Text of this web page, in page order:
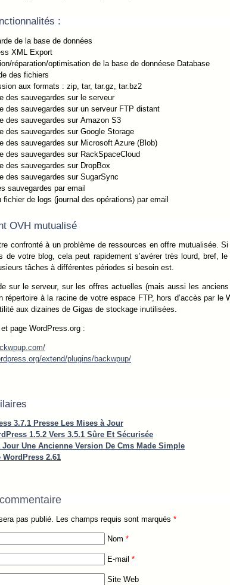
:
de la base de données
XML Export
réparation/optimisation de la base de donnéese Database
des fichiers
aux formats : zip, tar, tar.gz, tar.bz2
des sauvegardes sur le serveur
des sauvegardes sur un serveur FTP distant
des sauvegardes sur Amazon S3
des sauvegardes sur Google Storage
des sauvegardes sur Microsoft Azure (Blob)
des sauvegardes sur RackSpaceCloud
des sauvegardes sur DropBox
des sauvegardes sur SugarSync
sauvegardes par email
fichier de logs (journal des opérations) par email
OVH mutualisé
confronté à un problème de ressources en offre mutualisée.
de votre blog, cela peut rapidement s’avérer très lourd, bref,
tâches à différentes périodes si besoin est.
sur le serveur, sur les offres actuelles (mais aussi les
répertoire à la racine de votre espace FTP, hors d’accès par le
aux dizaines de Gigas de stockage inutilisées.
page WordPress.org :
extend/plugins/backwpup/
3.7.1 Presse Les Mises à Jour
1.5.2 Vers 3.5.1 Sûre Et Sécurisée
Jour Une Ancienne Version De Cms Made Simple
WordPress 2.61
pas publié. Les champs requis sont marqués *
Nom *
E-mail *
Site Web